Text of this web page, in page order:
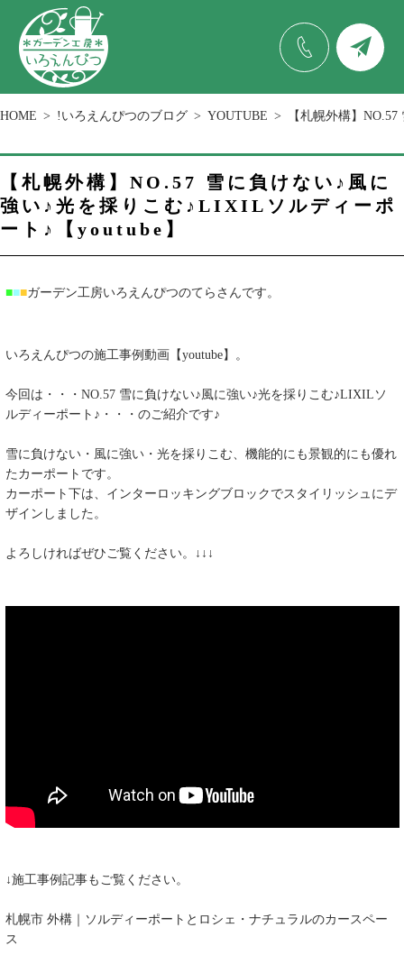
HOME !いろえんぴつのブログ YOUTUBE 【札幌外構】
【札幌外構】NO.57 雪に負けない♪風に
強い♪光を採りこむ♪LIXILソルディーポ
ート♪【youtube】
■■■ガーデン工房いろえんぴつのてらさんです。
いろえんぴつの施工事例動画【youtube】。
今回は・・・NO.57 雪に負けない♪風に強い♪光を採りこむ♪LIXILソ
ルディーポート♪・・・のご紹介です♪
雪に負けない・風に強い・光を採りこむ、機能的にも景観的にも優れ
たカーポートです。
カーポート下は、インターロッキングブロックでスタイリッシュにデ
ザインしました。
よろしければぜひご覧ください。↓↓↓
↓施工事例記事もご覧ください。
札幌市 外構｜ソルディーポートとロシェ・ナチュラルのカースペー
ス